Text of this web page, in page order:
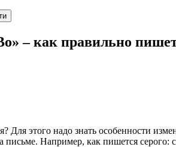
– как правильно
Для этого надо знать особенности
письме. Например, как пишется